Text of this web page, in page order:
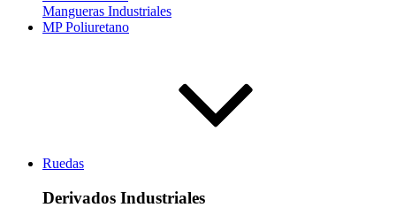
Mangueras Industriales
MP Poliuretano
Ruedas
Derivados Industriales